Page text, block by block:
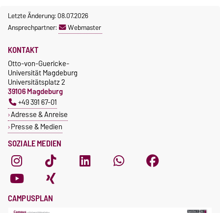
Letzte Änderung: 08.07.2026
Ansprechpartner:
Webmaster
SOZIALE MEDIEN
KONTAKT
Otto-von-Guericke-
Universität Magdeburg
Universitätsplatz 2
39106 Magdeburg
+49 391 67-01
Adresse & Anreise
Presse & Medien
CAMPUSPLAN